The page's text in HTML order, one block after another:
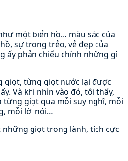
một biển hồ… màu sắc của
sự trong trẻo, vẻ đẹp của
ấy phản chiếu chính những gì
giọt, từng giọt nước lại được
Và khi nhìn vào đó, tôi thấy,
từng giọt qua mỗi suy nghĩ, mỗi
mỗi lời nói…
những giọt trong lành, tích cực